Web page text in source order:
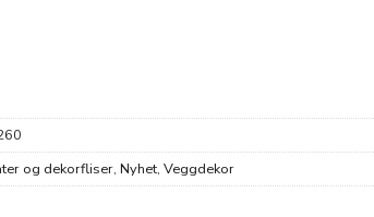
og dekorfliser, Nyhet, Veggdekor